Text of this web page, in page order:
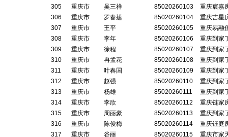
305
重庆市 吴三祥 85020260103
重庆宸嘉
306
重庆市 罗春莲 85020260104
重庆吉星
307
重庆市 王平 85020260105
重庆易融
308
重庆市 李年 85020260106
重庆到家
309
重庆市 徐程 85020260107
重庆到家
310
重庆市 冉孟花 85020260108
重庆到家
311
重庆市 叶春国 85020260109
重庆到家
312
重庆市 赵强 85020260110
重庆到家
313
重庆市 杨雄 85020260111
重庆到家
314
重庆市 李欣 85020260112
重庆链家
315
重庆市 周丽豪 85020260113
重庆到家
316
重庆市 陈俊梅 85020260114
重庆钰庭
317
重庆市 谷丽 85020260115 重庆市家